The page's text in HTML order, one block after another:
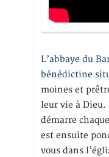
L’abbaye du
bénédictine
moines et
leur vie à Dieu.
démarre
est ensuite
vous dans